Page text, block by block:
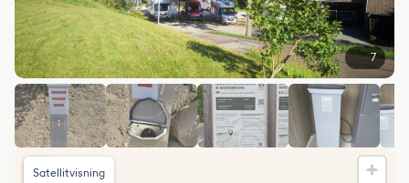
7
Satellitvisning